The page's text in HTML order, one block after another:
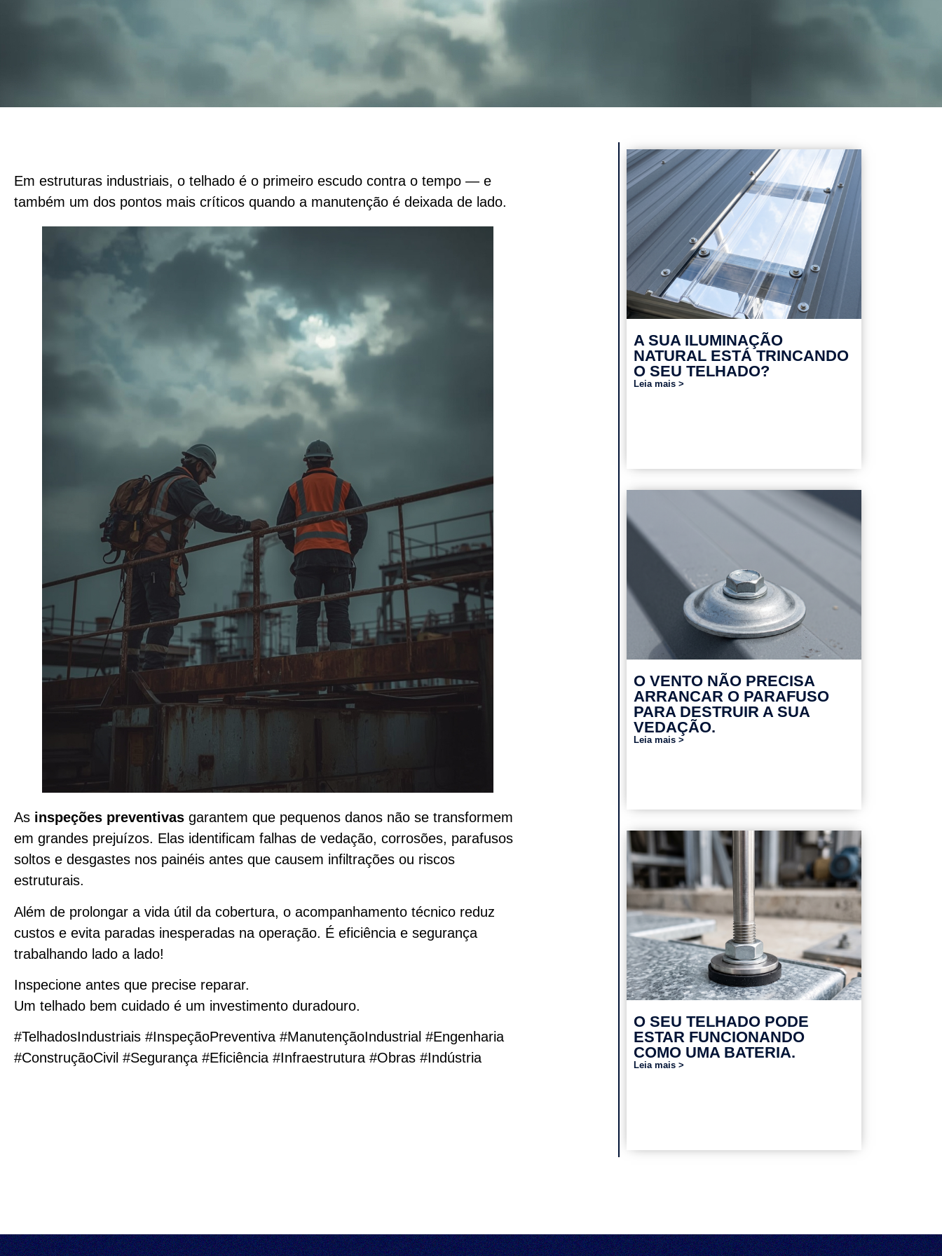
Em estruturas industriais, o telhado é o primeiro escudo contra o tempo — e
também um dos pontos mais críticos quando a manutenção é deixada de lado.
As inspeções preventivasgarantem que pequenos danos não se transformem
em grandes prejuízos. Elas identificam falhas de vedação, corrosões, parafusos
soltos e desgastes nos painéis antes que causem infiltrações ou riscos
estruturais.
Além de prolongar a vida útil da cobertura, o acompanhamento técnico reduz
custos e evita paradas inesperadas na operação. É eficiência e segurança
trabalhando lado a lado!
Inspecione antes que precise reparar.
Um telhado bem cuidado é um investimento duradouro.
#TelhadosIndustriais #InspeçãoPreventiva #ManutençãoIndustrial #Engenharia
#ConstruçãoCivil #Segurança #Eficiência #Infraestrutura #Obras #Indústria
A SUA ILUMINAÇÃO
NATURAL ESTÁ TRINCANDO
O SEU TELHADO?
Leia mais >
O VENTO NÃO PRECISA
ARRANCAR O PARAFUSO
PARA DESTRUIR A SUA
VEDAÇÃO.
Leia mais >
O SEU TELHADO PODE
ESTAR FUNCIONANDO
COMO UMA BATERIA.
Leia mais >